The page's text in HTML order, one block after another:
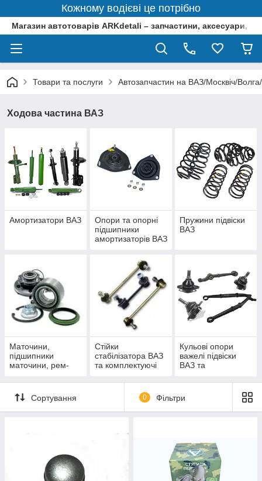
Кожному водієві це потрібно
Магазин автотоварів ARKdetali – запчастини, аксесуари,
Товари та послуги Автозапчастин на ВАЗ/Москвіч/
Ходова частина ВАЗ
Амортизатори ВАЗ
Опори та опорні
підшипники
амортизаторів ВАЗ
Пружини підвіски
ВАЗ
Маточини,
підшипники
маточини, рем-
ВАЗ
Стійки
стабілізатора ВАЗ
та комплектуючі
Кульові опори
важелі підвіски
ВАЗ та
Сортування 0 Фільтри